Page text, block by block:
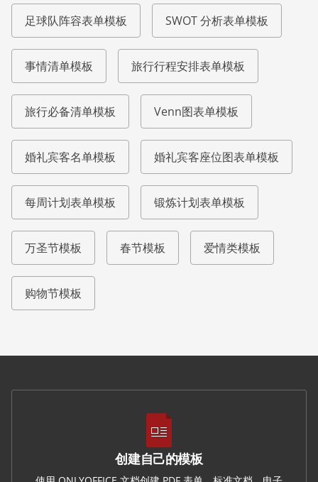
足球队阵容表单模板 SWOT 分析表单模板
事情清单模板 旅行行程安排表单模板
旅行必备清单模板 Venn图表单模板
婚礼宾客名单模板 婚礼宾客座位图表单模板
每周计划表单模板 锻炼计划表单模板
万圣节模板 春节模板 爱情类模板
购物节模板
创建自己的模板